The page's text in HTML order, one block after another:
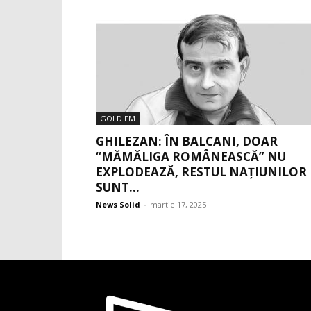
GOLD FM
GHILEZAN: ÎN BALCANI, DOAR
“MĂMĂLIGA ROMÂNEASCĂ” NU
EXPLODEAZĂ, RESTUL NAȚIUNILOR
SUNT...
News Solid - martie 17, 2025